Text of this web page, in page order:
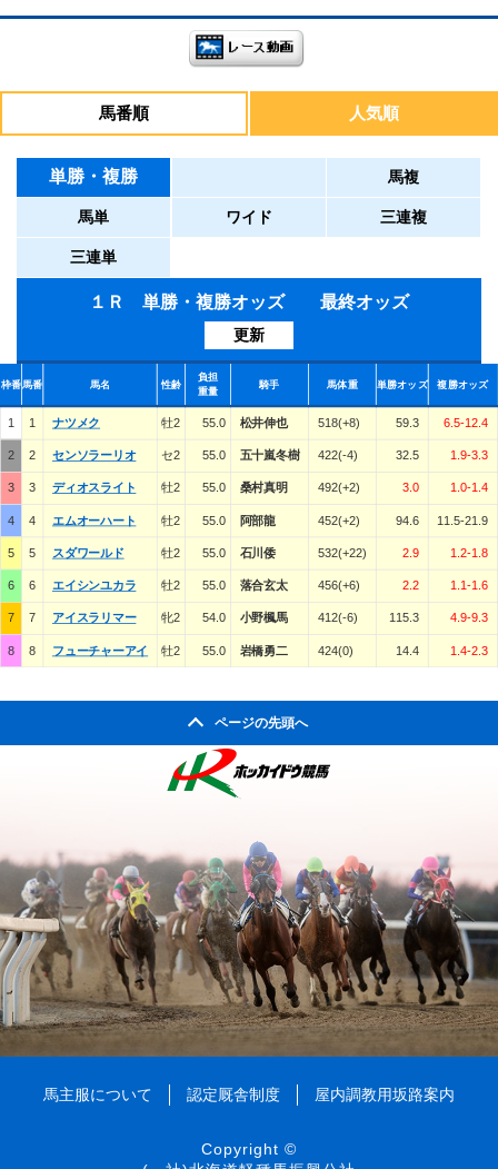
馬番順 人気順
単勝・複勝 馬複
馬単 ワイド 三連複
三連単
１Ｒ 単勝・複勝オッズ 最終オッズ
更新
枠番馬番 馬名 性齢
負担
重量
騎手 馬体重 単勝オッズ 複勝オッズ
1 1 ナツメク 牡2 55.0 松井伸也 518(+8) 59.3 6.5-12.4
2 2 センソラーリオ セ2 55.0 五十嵐冬樹 422(-4) 32.5 1.9-3.3
3 3 ディオスライト 牡2 55.0 桑村真明 492(+2) 3.0 1.0-1.4
4 4 エムオーハート 牡2 55.0 阿部龍 452(+2) 94.6 11.5-21.9
5 5 スダワールド 牡2 55.0 石川倭 532(+22) 2.9 1.2-1.8
6 6 エイシンユカラ 牡2 55.0 落合玄太 456(+6) 2.2 1.1-1.6
7 7 アイスラリマー 牝2 54.0 小野楓馬 412(-6) 115.3 4.9-9.3
8 8 フューチャーアイ 牡2 55.0 岩橋勇二 424(0) 14.4 1.4-2.3
ページの先頭へ
馬主服について 認定厩舎制度 屋内調教用坂路案内
Copyright ©